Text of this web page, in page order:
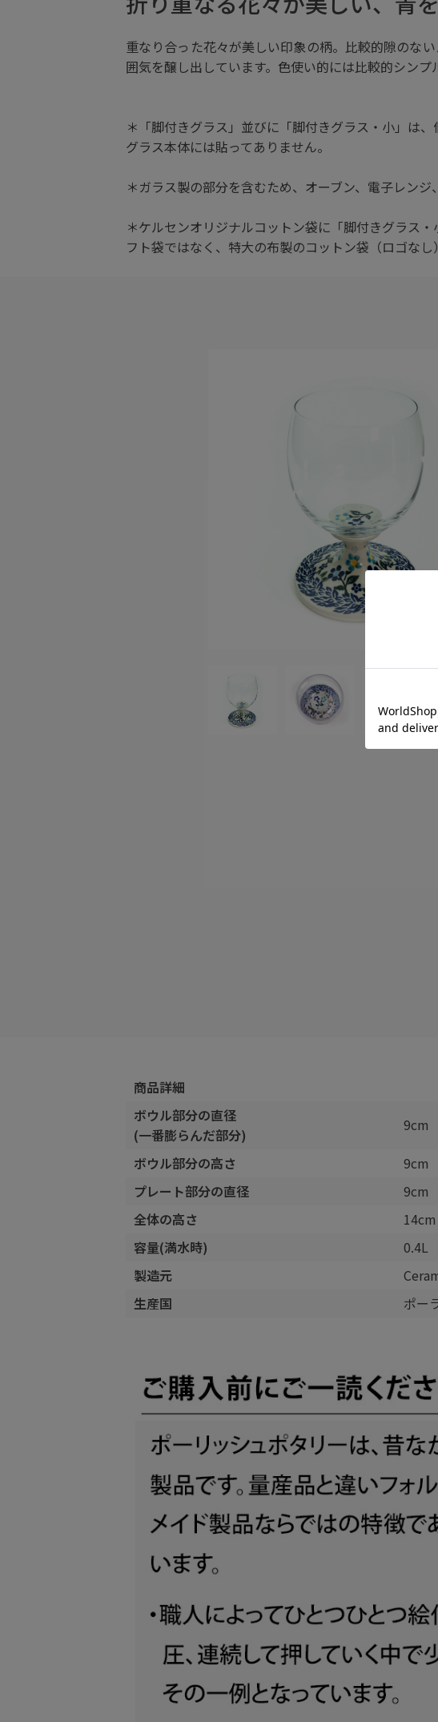
重なり合った花々が美しい印象の柄。比較的隙のな
囲気を醸し出しています。色使い的には比較的シン
＊「脚付きグラス」並びに「脚付きグラス・小」は
グラス本体には貼ってありません。
＊ガラス製の部分を含むため、オーブン、電子レン
＊ケルセンオリジナルコットン袋に「脚付きグラス
フト袋ではなく、特大の布製のコットン袋（ロゴなし
商品詳細
ボウル部分の直径
(一番膨らんだ部分)
9cm
ボウル部分の高さ
9cm
プレート部分の直径
9cm
全体の高さ
14cm
容量(満水時)
0.4L
製造元
生産国
ポー